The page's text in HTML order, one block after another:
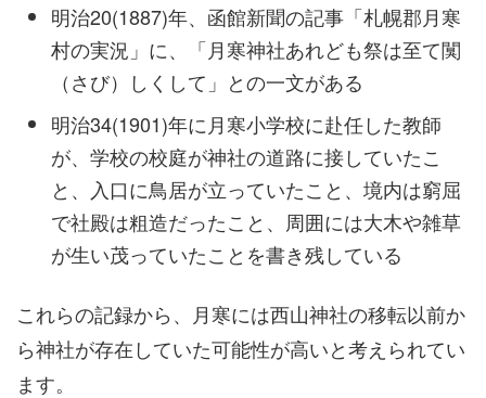
明治20(1887)年、函館新聞の記事「札幌郡月寒
村の実況」に、「月寒神社あれども祭は至て闃
（さび）しくして」との一文がある
明治34(1901)年に月寒小学校に赴任した教師
が、学校の校庭が神社の道路に接していたこ
と、入口に鳥居が立っていたこと、境内は窮屈
で社殿は粗造だったこと、周囲には大木や雑草
が生い茂っていたことを書き残している
これらの記録から、月寒には西山神社の移転以前か
ら神社が存在していた可能性が高いと考えられてい
ます。